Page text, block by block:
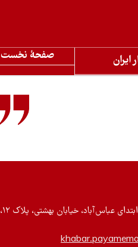
ایران صفحۀ نخست
خیابان بهشتی، پلاک ۱۲، طبقه سوم، واحد ۵